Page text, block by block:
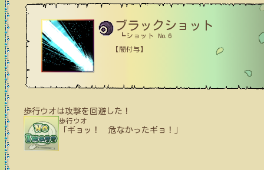
ブラックショット
┗ショット No.6
【闇付与】
歩行ウオは攻撃を回避した！
歩行ウオ
「ギョッ！ 危なかったギョ！」